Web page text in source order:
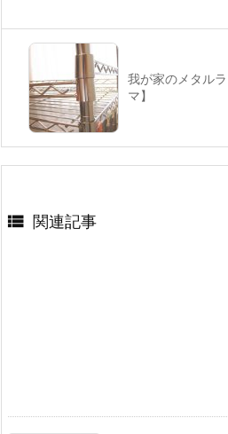
我が家のメタル
マ】
 関連記事